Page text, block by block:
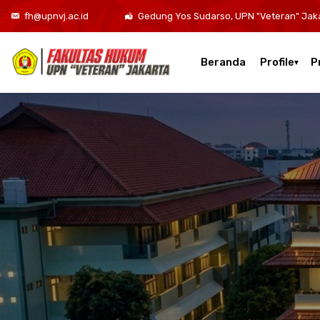
fh@upnvj.ac.id Gedung Yos Sudarso, UPN "Veteran"
Beranda Profile